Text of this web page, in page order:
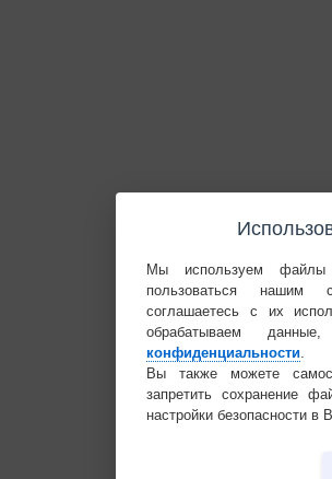
Мы используем
пользоваться нашим
соглашаетесь с их
обрабатываем
конфиденциальности.
Вы также можете
запретить сохранение
настройки безопасности в